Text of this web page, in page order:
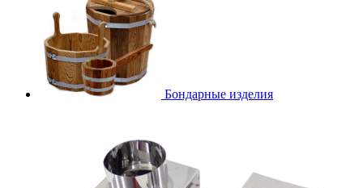
Бондарные изделия